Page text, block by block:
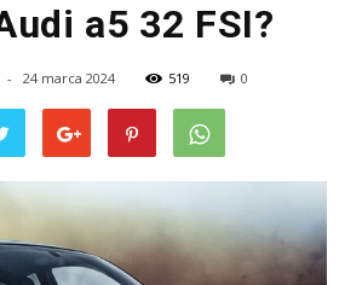
a5 32 FSI?
- 24 marca 2024 519 0